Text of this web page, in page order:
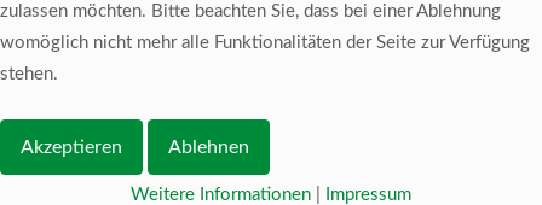
zulassen möchten. Bitte beachten Sie, dass bei einer Ablehnung
womöglich nicht mehr alle Funktionalitäten der Seite zur Verfügung
stehen.
Akzeptieren Ablehnen
Weitere Informationen Impressum